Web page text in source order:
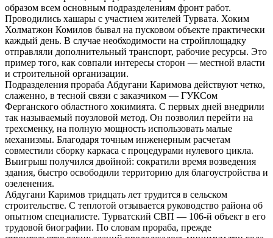
образом всем основным подразделениям фронт работ.
Проводились хашары с участием жителей Турвата. Хоким
Холматжон Комилов бывал на пусковом объекте практически
каждый день. В случае необходимости на стройплощадку
отправляли дополнительный транспорт, рабочие ресурсы. Это
пример того, как совпали интересы сторон — местной власти
и строительной организации.
Подразделения прораба Абдугани Каримова действуют четко,
слаженно, в тесной связи с заказчиком — ГУКСом
Ферганского областного хокимията. С первых дней внедрили
так называемый поузловой метод. Он позволил перейти на
трехсменку, на полную мощность использовать малые
механизмы. Благодаря точным инженерным расчетам
совместили сборку каркаса с процедурами нулевого цикла.
Выигрыш получился двойной: сократили время возведения
здания, быстро освободили территорию для благоустройства и
озеленения.
Абдугани Каримов тридцать лет трудится в сельском
строительстве. С теплотой отзывается руководство района об
опытном специалисте. Турватский СВП — 106-й объект в его
трудовой биографии. По словам прораба, прежде